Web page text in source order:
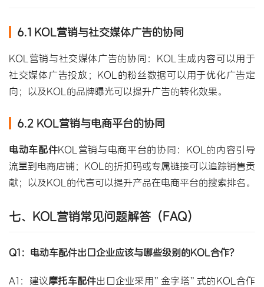
6.1 KOL营销与社交媒体广告的协同
KOL营销与社交媒体广告的协同：KOL生成内容可以用于
社交媒体广告投放；KOL的粉丝数据可以用于优化广告定
向；以及KOL的品牌曝光可以提升广告的转化效果。
6.2 KOL营销与电商平台的协同
电动车配件KOL营销与电商平台的协同：KOL的内容引导
流量到电商店铺；KOL的折扣码或专属链接可以追踪销售贡
献；以及KOL的代言可以提升产品在电商平台的搜索排名。
七、KOL营销常见问题解答（FAQ）
Q1：电动车配件出口企业应该与哪些级别的KOL合作？
A1：建议摩托车配件出口企业采用”金字塔”式的KOL合作